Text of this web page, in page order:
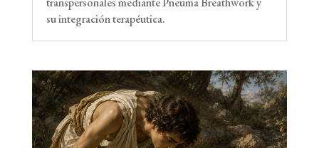
su integración terapéutica.